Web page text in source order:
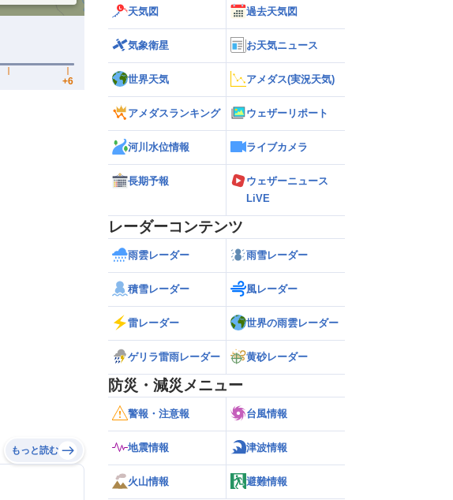
もっと読む
天気図 過去天気図
気象衛星 お天気ニュース
世界天気 アメダス(実況天気)
アメダスランキング ウェザーリポート
河川水位情報 ライブカメラ
長期予報
ウェザーニュース
LiVE
レーダーコンテンツ
雨雲レーダー 雨雪レーダー
積雪レーダー 風レーダー
雷レーダー 世界の雨雲レーダー
ゲリラ雷雨レーダー 黄砂レーダー
防災・減災メニュー
警報・注意報 台風情報
地震情報 津波情報
火山情報 避難情報